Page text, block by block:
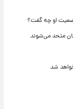
او چه گفت؟
متحد می‌شوند
شد